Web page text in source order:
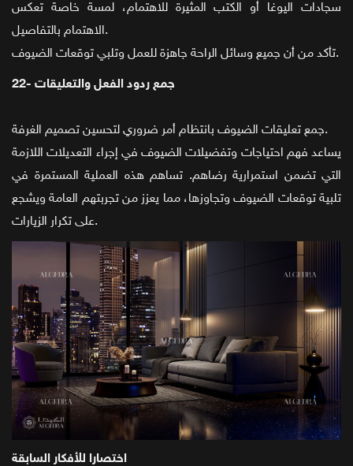
سجادات اليوغا أو الكتب المثيرة للاهتمام، لمسة خاصة تعكس
الاهتمام بالتفاصيل.
تأكد من أن جميع وسائل الراحة جاهزة للعمل وتلبي توقعات الضيوف.
22- جمع ردود الفعل والتعليقات
جمع تعليقات الضيوف بانتظام أمر ضروري لتحسين تصميم الغرفة.
يساعد فهم احتياجات وتفضيلات الضيوف في إجراء التعديلات اللازمة
التي تضمن استمرارية رضاهم. تساهم هذه العملية المستمرة في
تلبية توقعات الضيوف وتجاوزها، مما يعزز من تجربتهم العامة ويشجع
على تكرار الزيارات.
اختصارا للأفكار السابقة